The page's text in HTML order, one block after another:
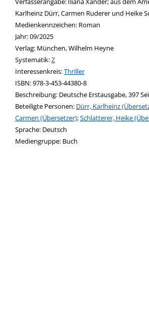
Karlheinz Dürr, Carmen Ruderer und Heike
Medienkennzeichen: Roman
Jahr:09/2025
Verlag: München, Wilhelm Heyne
opens in new tab
Diesen Link in neuem Tab öffnen
Systematik:Suche nach dieser Systematik
Z
Interessenkreis:Suche nach diesem
Thriller
ISBN:978-3-453-44380-8
Beschreibung: Deutsche Erstausgabe, 397
Beteiligte Personen: Suche nach dieser
Dürr, Karlheinz
Carmen (Übersetzer);Schlatterer, Heike
Sprache: Deutsch
Mediengruppe: Buch